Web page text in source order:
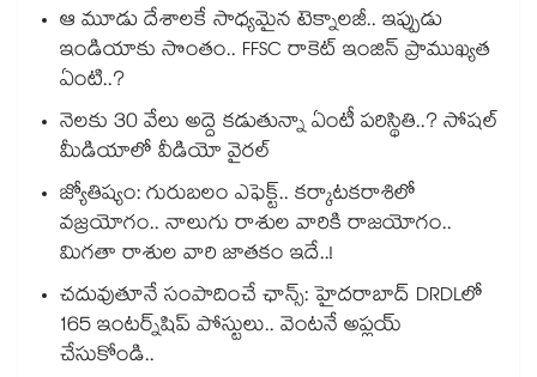
ఆ మూడు దేశాలకే సాధ్యమైన టెక్నాలజీ.. ఇప్పుడు
ఇండియాకు సొంతం.. FFSC రాకెట్ ఇంజిన్ ప్రాముఖ్యత
ఏంటి..?
నెలకు 30 వేలు అద్దె కడుతున్నా ఏంటీ పరిస్థితి..? సోషల్
మీడియాలో వీడియో వైరల్
జ్యోతిష్యం: గురుబలం ఎఫెక్ట్.. కర్కాటకరాశిలో
వజ్రయోగం.. నాలుగు రాశుల వారికి రాజయోగం..
మిగతా రాశుల వారి జాతకం ఇదే..!
చదువుతూనే సంపాదించే ఛాన్స్: హైదరాబాద్ DRDLలో
165 ఇంటర్న్‌షిప్ పోస్టులు.. వెంటనే అప్లయ్
చేసుకోండి..